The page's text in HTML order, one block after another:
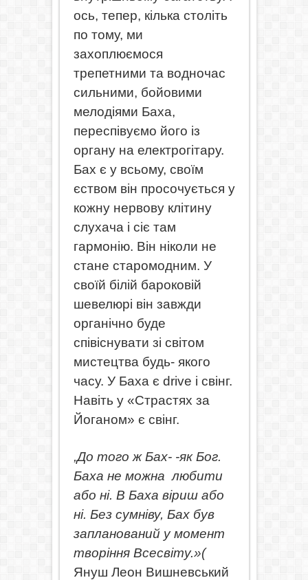
ось, тепер, кілька століть
по тому, ми
захоплюємося
трепетними та водночас
сильними, бойовими
мелодіями Баха,
переспівуємо його із
органу на електрогітару.
Бах є у всьому, своїм
єством він просочується у
кожну нервову клітину
слухача і сіє там
гармонію. Він ніколи не
стане старомодним. У
своїй білій бароковій
шевелюрі він завжди
органічно буде
співіснувати зі світом
мистецтва будь- якого
часу. У Баха є drive і свінг.
Навіть у «Страстях за
Йоганом» є свінг.
,До того ж Бах- -як Бог.
Баха не можна любити
або ні. В Баха віриш або
ні. Без сумніву, Бах був
запланований у момент
творіння Всесвіту.»(
Януш Леон Вишневський